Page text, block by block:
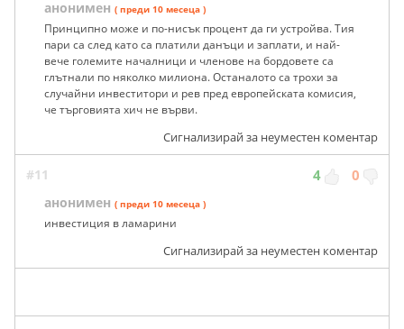
анонимен ( преди 10 месеца )
Принципно може и по-нисък процент да ги устройва. Тия
пари са след като са платили данъци и заплати, и най-
вече големите началници и членове на бордовете са
глътнали по няколко милиона. Останалото са трохи за
случайни инвеститори и рев пред европейската комисия,
че търговията хич не върви.
Сигнализирай за неуместен коментар
#11 4 0
анонимен ( преди 10 месеца )
инвестиция в ламарини
Сигнализирай за неуместен коментар